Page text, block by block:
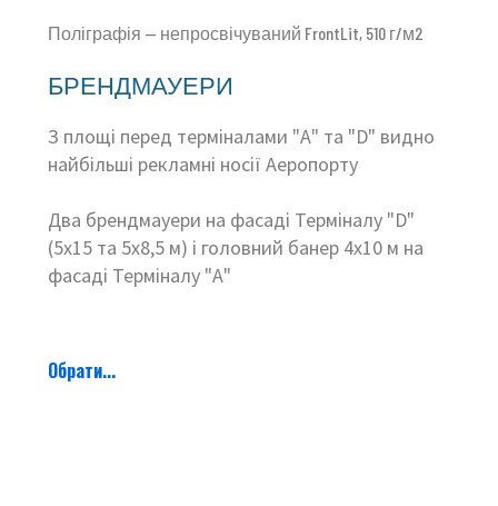
Поліграфія — непросвічуваний FrontLit, 510 г/м2
БРЕНДМАУЕРИ
З площі перед терміналами "А" та "D" видно
найбільші рекламні носії Аеропорту
Два брендмауери на фасаді Терміналу "D"
(5х15 та 5х8,5 м) і головний банер 4х10 м на
фасаді Терміналу "А"
Обрати...